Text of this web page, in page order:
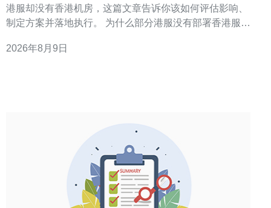
港服却没有香港机房，这篇文章告诉你该如何评估影响、
制定方案并落地执行。 为什么部分港服没有部署香港服务
量，选择把流量集中在新加坡或日本等更成熟的互联点来
2026年8月9日